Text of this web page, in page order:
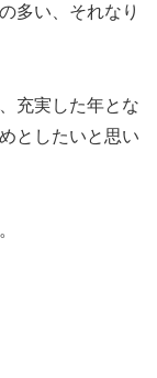
多い、それなり
充実した年とな
としたいと思い